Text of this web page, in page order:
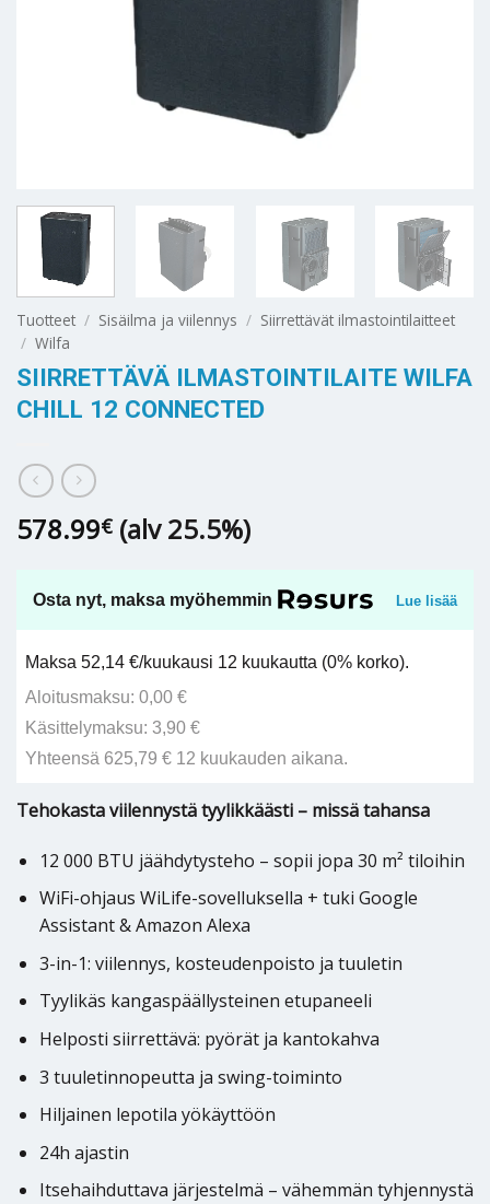
Tuotteet / Sisäilma ja viilennys / Siirrettävät ilmastointilaitteet
/ Wilfa
SIIRRETTÄVÄ ILMASTOINTILAITE WILFA
CHILL 12 CONNECTED
578.99€ (alv 25.5%)
Osta nyt, maksa myöhemmin Lue lisää
Maksa 52,14 €/kuukausi 12 kuukautta (0% korko).
Aloitusmaksu: 0,00 €
Käsittelymaksu: 3,90 €
Yhteensä 625,79 € 12 kuukauden aikana.
Tehokasta viilennystä tyylikkäästi – missä tahansa
12 000 BTU jäähdytysteho – sopii jopa 30 m² tiloihin
WiFi-ohjaus WiLife-sovelluksella + tuki Google
Assistant & Amazon Alexa
3-in-1: viilennys, kosteudenpoisto ja tuuletin
Tyylikäs kangaspäällysteinen etupaneeli
Helposti siirrettävä: pyörät ja kantokahva
3 tuuletinnopeutta ja swing-toiminto
Hiljainen lepotila yökäyttöön
24h ajastin
Itsehaihduttava järjestelmä – vähemmän tyhjennystä